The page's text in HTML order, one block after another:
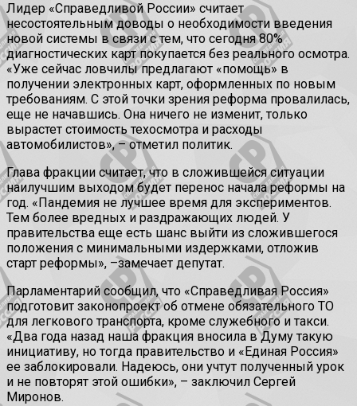
Лидер «Справедливой России» считает
несостоятельным доводы о необходимости введения
новой системы в связи с тем, что сегодня 80%
диагностических карт покупается без реального осмотра.
«Уже сейчас ловчилы предлагают «помощь» в
получении электронных карт, оформленных по новым
требованиям. С этой точки зрения реформа провалилась,
еще не начавшись. Она ничего не изменит, только
вырастет стоимость техосмотра и расходы
автомобилистов»,–отметил политик.
Глава фракции считает, что в сложившейся ситуации
наилучшим выходом будет перенос начала реформы на
год. «Пандемия не лучшее время для экспериментов.
Тем более вредных и раздражающих людей. У
правительства еще есть шанс выйти из сложившегося
положения с минимальными издержками, отложив
старт реформы», –замечает депутат.
Парламентарий сообщил, что «Справедливая Россия»
подготовит законопроект об отмене обязательного ТО
для легкового транспорта, кроме служебного и такси.
«Два года назад наша фракция вносила в Думу такую
инициативу, но тогда правительство и «Единая Россия»
ее заблокировали. Надеюсь, они учтут полученный урок
и не повторят этой ошибки», – заключил Сергей
Миронов.